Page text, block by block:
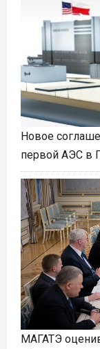
Новое
первой АЭС в
МАГАТЭ